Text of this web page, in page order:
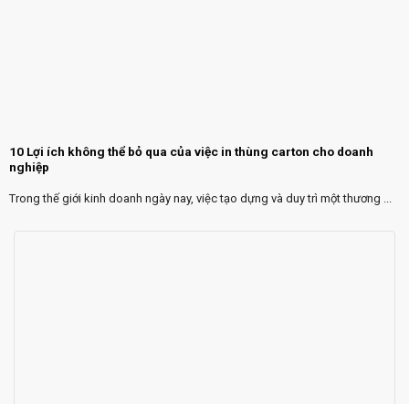
10 Lợi ích không thể bỏ qua của việc in thùng carton cho doanh
nghiệp
Trong thế giới kinh doanh ngày nay, việc tạo dựng và duy trì một thương ...